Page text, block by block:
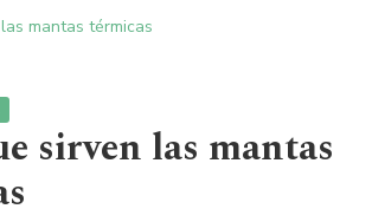
mantas térmicas
sirven las mantas